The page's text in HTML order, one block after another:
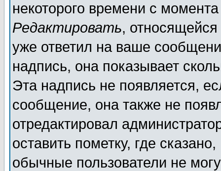
некоторого времени с
Редактировать,
уже ответил на ваше
надпись, она показывает
Эта надпись не появляется,
сообщение, она также не
отредактировал
оставить пометку, где
обычные пользователи не